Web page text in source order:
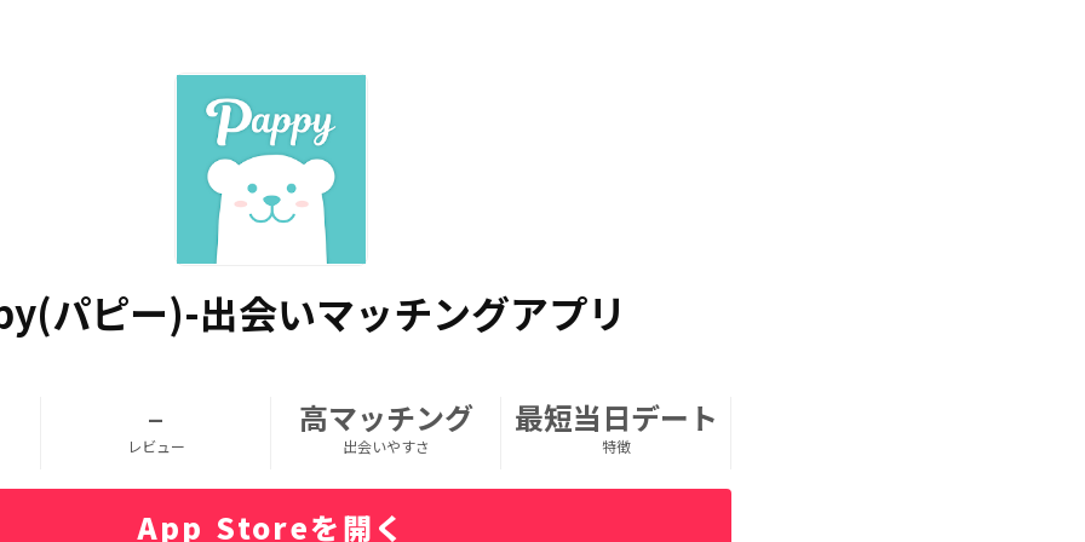
パピー)-出会いマッチングアプリ
–
レビュー
高マッチング
出会いやすさ
最短当日デート
特徴
App Storeを開く